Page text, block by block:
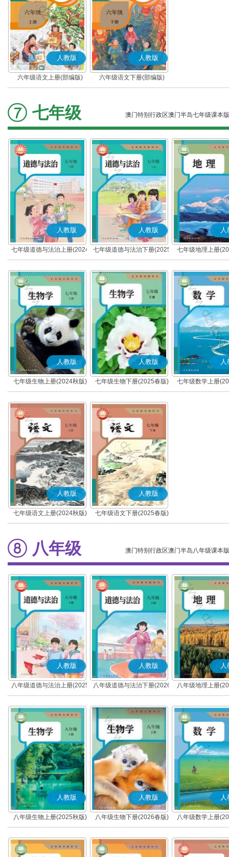
人教版
六年级语文上册(部编版)
人教版
六年级语文下册(部编版)
七年级 澳门特别行政区澳门半岛七年级课本
人教版
七年级道德与法治上册(2024
秋版)(部编版)
人教版
七年级道德与法治下册(2025
春版)(部编版)
人
七年级地理上册
人教版
七年级生物上册(2024秋版)
人教版
七年级生物下册(2025春版)
人
七年级数学上册
人教版
七年级语文上册(2024秋版)
(部编版)
人教版
七年级语文下册(2025春版)
(部编版)
八年级 澳门特别行政区澳门半岛八年级课本
人教版
八年级道德与法治上册(2025
秋版)(部编版)
人教版
八年级道德与法治下册(2026
春版)(部编版)
人
八年级地理上册
人教版
八年级生物上册(2025秋版)
人教版
八年级生物下册(2026春版)
人
八年级数学上册